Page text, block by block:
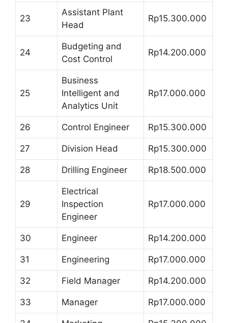
23
Assistant Plant
Head
Rp15.300.000
24
Budgeting and
Cost Control
Rp14.200.000
25
Business
Intelligent and
Analytics Unit
Rp17.000.000
26 Control Engineer Rp15.300.000
27 Division Head Rp15.300.000
28 Drilling Engineer Rp18.500.000
29
Electrical
Inspection
Engineer
Rp17.000.000
30 Engineer Rp14.200.000
31 Engineering Rp17.000.000
32 Field Manager Rp14.200.000
33 Manager Rp17.000.000